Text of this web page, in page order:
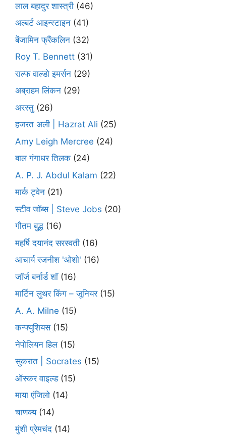
लाल बहादुर शास्त्री (46)
अल्बर्ट आइन्स्टाइन (41)
बेंजामिन फ्रैंकलिन (32)
Roy T. Bennett (31)
राल्फ वाल्डो इमर्सन (29)
अब्राहम लिंकन (29)
अरस्तु (26)
हजरत अली | Hazrat Ali (25)
Amy Leigh Mercree (24)
बाल गंगाधर तिलक (24)
A. P. J. Abdul Kalam (22)
मार्क ट्वेन (21)
स्टीव जॉब्स | Steve Jobs (20)
गौतम बुद्ध (16)
महर्षि दयानंद सरस्वती (16)
आचार्य रजनीश 'ओशो' (16)
जॉर्ज बर्नार्ड शॉ(16)
मार्टिन लुथर किंग – जूनियर(15)
A. A. Milne (15)
कन्फ्युशियस(15)
नेपोलियन हिल(15)
सुकरात | Socrates (15)
ऑस्कर वाइल्ड(15)
माया एंजिलो (14)
चाणक्य(14)
मुंशी प्रेमचंद (14)